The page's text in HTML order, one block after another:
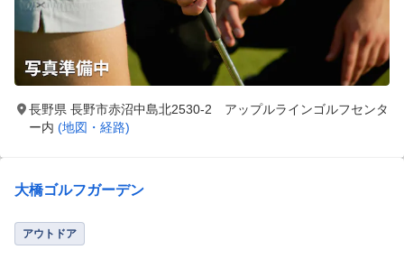
長野県 長野市赤沼中島北2530-2 アップルラインゴルフセンタ
ー内 (地図・経路)
大橋ゴルフガーデン
アウトドア